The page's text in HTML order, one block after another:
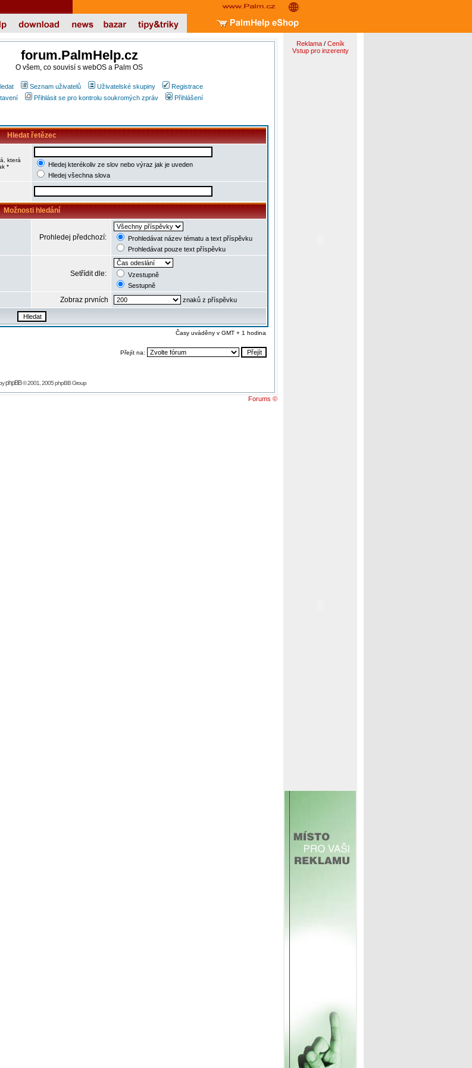
forum.PalmHelp.cz
O všem, co souvisí s webOS a Palm OS
Seznam uživatelů Uživatelské skupiny
Registrace
Přihlásit se pro kontrolu soukromých zpráv Přihlášení
Hledat řetězec
která
*
Hledej kterékoliv ze slov nebo výraz jak je uveden
Hledej všechna slova
Možnosti hledání
Prohledej předchozí:
Prohledávat název tématu a text příspěvku
Prohledávat pouze text příspěvku
Setřídit dle:
Vzestupně
Sestupně
Zobraz prvních znaků z příspěvku
Časy uváděny v GMT + 1 hodina
Přejít na:
phpBB© 2001, 2005 phpBB Group
Forums ©
Reklama/ Ceník
Vstup pro inzerenty